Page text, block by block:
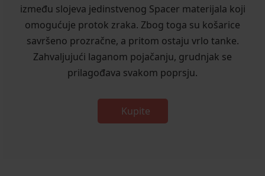
između slojeva jedinstvenog Spacer materijala koji
omogućuje protok zraka. Zbog toga su košarice
savršeno prozračne, a pritom ostaju vrlo tanke.
Zahvaljujući laganom pojačanju, grudnjak se
prilagođava svakom poprsju.
Kupite